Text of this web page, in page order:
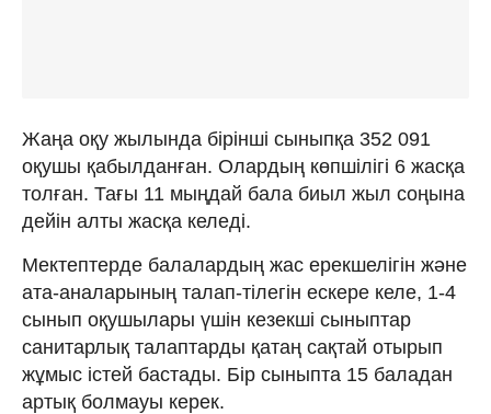
Жаңа оқу жылында бірінші сыныпқа 352 091
оқушы қабылданған. Олардың көпшілігі 6 жасқа
толған. Тағы 11 мыңдай бала биыл жыл соңына
дейін алты жасқа келеді.
Мектептерде балалардың жас ерекшелігін және
ата-аналарының талап-тілегін ескере келе, 1-4
сынып оқушылары үшін кезекші сыныптар
санитарлық талаптарды қатаң сақтай отырып
жұмыс істей бастады. Бір сыныпта 15 баладан
артық болмауы керек.